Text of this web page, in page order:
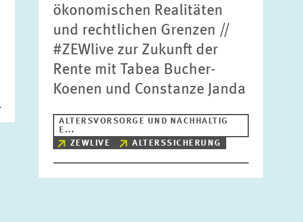
ökonomischen Realitäten
und rechtlichen Grenzen //
#ZEWlive zur Zukunft der
Rente mit Tabea Bucher-
Koenen und Constanze Janda
ALTERSVORSORGE UND NACHHALTIG
E...
ZEWLIVE
ALTERSSICHERUNG